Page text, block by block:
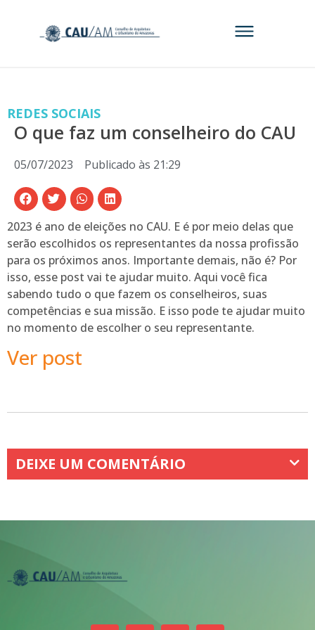
REDES SOCIAIS
O que faz um conselheiro do CAU
05/07/2023 Publicado às 21:29
2023 é ano de eleições no CAU. E é por meio delas que
serão escolhidos os representantes da nossa profissão
para os próximos anos. Importante demais, não é? Por
isso, esse post vai te ajudar muito. Aqui você fica
sabendo tudo o que fazem os conselheiros, suas
competências e sua missão. E isso pode te ajudar muito
no momento de escolher o seu representante.
Ver post
DEIXE UM COMENTÁRIO